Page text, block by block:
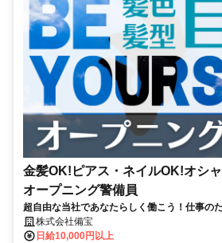
金髪OK!ピアス・ネイルOK!オシ
オープニング警備員
超自由な当社であなたらしく働こう！仕事の
必要一切ナシ！
株式会社備宝
日給10,000円以上